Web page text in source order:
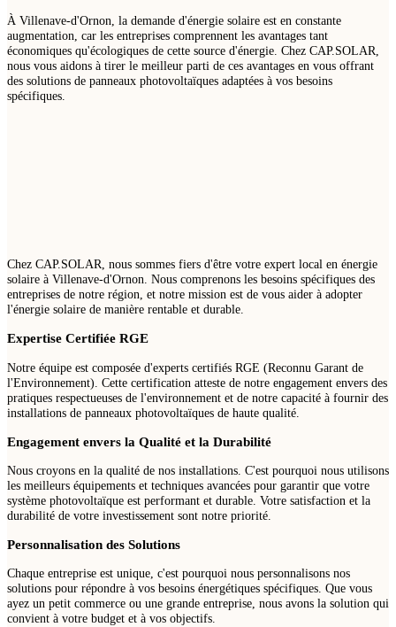
À Villenave-d'Ornon, la demande d'énergie solaire est en constante
augmentation, car les entreprises comprennent les avantages tant
économiques qu'écologiques de cette source d'énergie. Chez CAP.SOLAR,
nous vous aidons à tirer le meilleur parti de ces avantages en vous offrant
des solutions de panneaux photovoltaïques adaptées à vos besoins
spécifiques.
Chez CAP.SOLAR, nous sommes fiers d'être votre expert local en énergie
solaire à Villenave-d'Ornon. Nous comprenons les besoins spécifiques des
entreprises de notre région, et notre mission est de vous aider à adopter
l'énergie solaire de manière rentable et durable.
Expertise Certifiée RGE
Notre équipe est composée d'experts certifiés RGE (Reconnu Garant de
l'Environnement). Cette certification atteste de notre engagement envers des
pratiques respectueuses de l'environnement et de notre capacité à fournir des
installations de panneaux photovoltaïques de haute qualité.
Engagement envers la Qualité et la Durabilité
Nous croyons en la qualité de nos installations. C'est pourquoi nous utilisons
les meilleurs équipements et techniques avancées pour garantir que votre
système photovoltaïque est performant et durable. Votre satisfaction et la
durabilité de votre investissement sont notre priorité.
Personnalisation des Solutions
Chaque entreprise est unique, c'est pourquoi nous personnalisons nos
solutions pour répondre à vos besoins énergétiques spécifiques. Que vous
ayez un petit commerce ou une grande entreprise, nous avons la solution qui
convient à votre budget et à vos objectifs.